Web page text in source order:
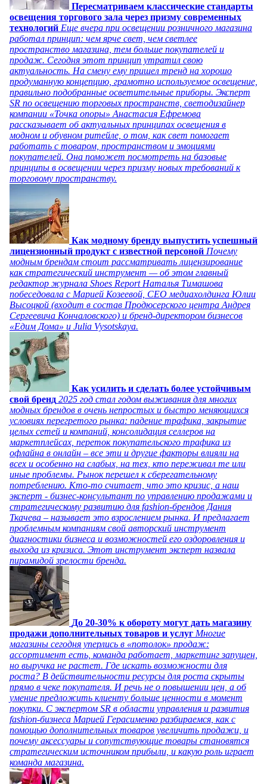
Пересматриваем классические стандарты
освещения торгового зала через призму современных
технологий Еще вчера при освещении розничного магазина
работал принцип: чем ярче свет, чем светлее
пространство магазина, тем больше покупателей и
продаж. Сегодня этот принцип утратил свою
актуальность. На смену ему пришел тренд на хорошо
продуманную концепцию, грамотно используемое освещение,
правильно подобранные осветительные приборы. Эксперт
SR по освещению торговых пространств, светодизайнер
компании «Точка опоры» Анастасия Ефремова
рассказывает об актуальных принципах освещения в
модном и обувном ритейле, о том, как свет помогает
работать с товаром, пространством и эмоциями
покупателей. Она поможет посмотреть на базовые
принципы в освещении через призму новых требований к
торговому пространству.
Как модному бренду выпустить успешный
лицензионный продукт с известной персоной Почему
модным брендам стоит рассматривать лицензирование
как стратегический инструмент — об этом главный
редактор журнала Shoes Report Наталья Тимашова
побеседовала с Марией Козеевой, СЕО медиахолдинга Юлии
Высоцкой (входит в состав Продюсерского центра Андрея
Сергеевича Кончаловского) и бренд-директором бизнесов
«Едим Дома» и Julia Vysotskaya.
Как усилить и сделать более устойчивым
свой бренд 2025 год стал годом выживания для многих
модных брендов в очень непростых и быстро меняющихся
условиях перегретого рынка: падение трафика, закрытие
целых сетей и компаний, консолидация селлеров на
маркетплейсах, переток покупательского трафика из
офлайна в онлайн – все эти и другие факторы влияли на
всех и особенно на слабых, на тех, кто переживал те или
иные проблемы. Рынок перешел к сберегательному
потреблению. Кто-то считает, что это кризис, а наш
эксперт - бизнес-консультант по управлению продажами и
стратегическому развитию для fashion-брендов Дания
Ткачева – называет это взрослением рынка. И предлагает
проблемным компаниям свой авторский инструмент
диагностики бизнеса и возможностей его оздоровления и
выхода из кризиса. Этот инструмент эксперт назвала
пирамидой зрелости бренда.
До 20-30% к обороту могут дать магазину
продажи дополнительных товаров и услуг Многие
магазины сегодня уперлись в «потолок» продаж:
ассортимент есть, команда работает, маркетинг запущен,
но выручка не растет. Где искать возможности для
роста? В действительности ресурсы для роста скрыты
прямо в чеке покупателя. И речь не о повышении цен, а об
умение предложить клиенту больше ценности в момент
покупки. С экспертом SR в области управления и развития
fashion-бизнеса Марией Герасименко разбираемся, как с
помощью дополнительных товаров увеличить продажи, и
почему аксессуары и сопутствующие товары становятся
стратегическим источником прибыли, и какую роль играет
команда магазина.